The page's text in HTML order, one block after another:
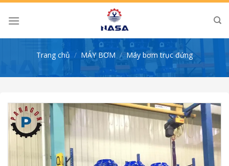
Skip
Trang chủ / MÁY BƠM / Máy bơm trục đứng